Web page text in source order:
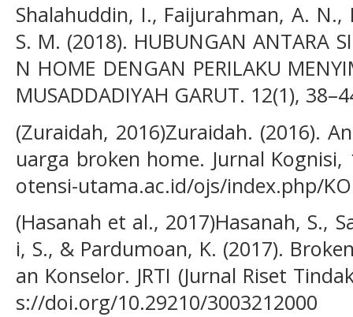
Shalahuddin, I., Faijurahman, A.
S. M. (2018). HUBUNGAN ANTARA
N HOME DENGAN PERILAKU
MUSADDADIYAH GARUT. 12(1),
(Zuraidah, 2016)Zuraidah. (2016).
uarga broken home. Jurnal
otensi-utama.ac.id/ojs/index.php/
(Hasanah et al., 2017)Hasanah, S.,
i, S., & Pardumoan, K. (2017).
an Konselor. JRTI (Jurnal Riset
s://doi.org/10.29210/3003212000